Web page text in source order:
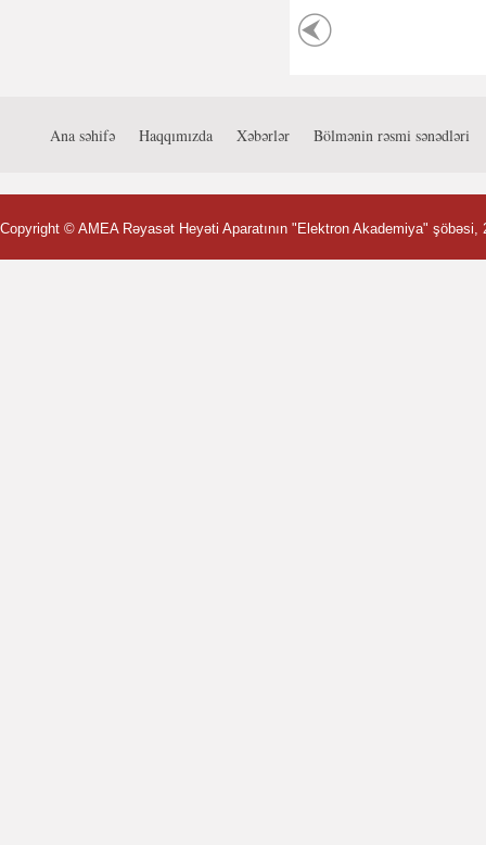
Ana səhifə Haqqımızda Xəbərlər Bölmənin rəsmi sənədləri
Copyright © AMEA Rəyasət Heyəti Aparatının "Elektron Akademiya" şöbəsi,